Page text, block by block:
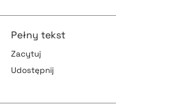
pobierz cytat
Pełny tekst
Zacytuj
Udostępnij